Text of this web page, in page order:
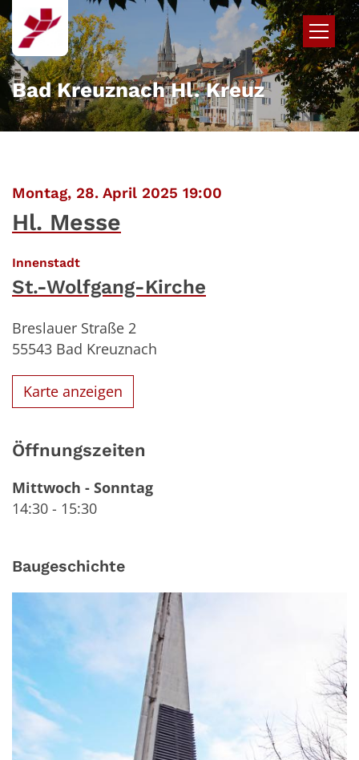
Zum Inhalt springen
Bad Kreuznach Hl. Kreuz
Montag, 28. April 2025 19:00
Hl. Messe
Innenstadt:
St.-Wolfgang-Kirche
Breslauer Straße 2
55543 Bad Kreuznach
Karte anzeigen
Öffnungszeiten
Mittwoch - Sonntag
14:30 - 15:30
Baugeschichte